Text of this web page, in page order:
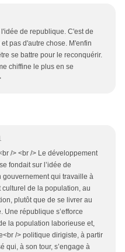
de republique. C'est de
pas d'autre chose. M'enfin
se battre pour le reconquérir.
chiffine le plus en se
/> <br /> Le développement
fondait sur l’idée de
gouvernement qui travaille à
culturel de la population, au
plutôt que de se livrer au
Une république s’efforce
la population laborieuse et,
/> politique dirigiste, à partir
qui, à son tour, s’engage à